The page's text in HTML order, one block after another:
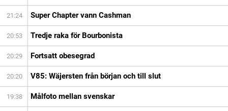
21:24 Super Chapter vann Cashman
20:53 Tredje raka för Bourbonista
20:29 Fortsatt obesegrad
20:20 V85: Wäjersten från början och till slut
19:38 Målfoto mellan svenskar